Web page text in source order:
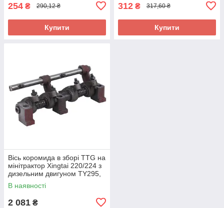
254 ₴ 290,12 ₴
Купити
312 ₴ 317,60 ₴
Купити
Вісь коромида в зборі TTG на
мінітрактор Xingtai 220/224 з
дизельним двигуном TY295,
інша конфігурація гвинтів
регулювання
В наявності
2 081 ₴